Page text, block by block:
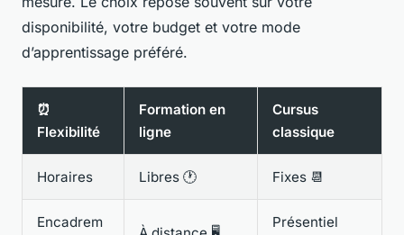
disponibilité, votre budget et votre mode
d’apprentissage préféré.
⏰
Flexibilité
Formation en
ligne
Cursus
classique
Horaires Libres 🕐 Fixes 📆
Encadrem
Présentiel